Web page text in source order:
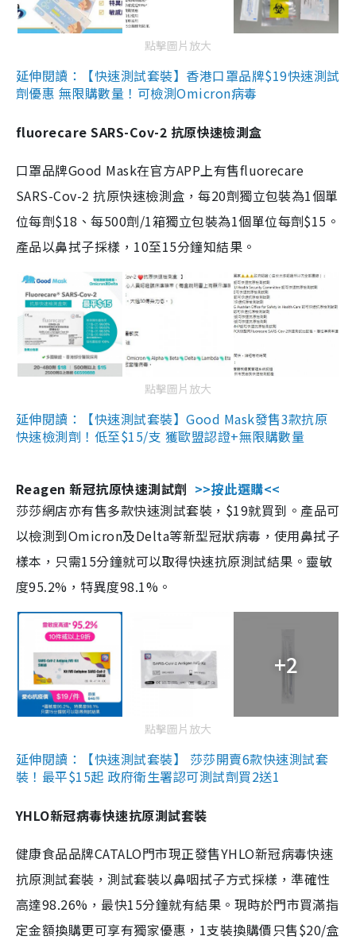
點擊圖片放大
延伸閱讀：【快速測試套裝】香港口罩品牌$19快速測試
劑優惠 無限購數量！可檢測Omicron病毒
fluorecare SARS-Cov-2 抗原快速檢測盒
口罩品牌Good Mask在官方APP上有售fluorecare
SARS-Cov-2 抗原快速檢測盒，每20劑獨立包裝為1個單
位每劑$18、每500劑/1箱獨立包裝為1個單位每劑$15。
產品以鼻拭子採樣，10至15分鐘知結果。
點擊圖片放大
延伸閱讀：【快速測試套裝】Good Mask發售3款抗原
快速檢測劑！低至$15/支 獲歐盟認證+無限購數量
Reagen 新冠抗原快速測試劑 >>按此選購<<
莎莎網店亦有售多款快速測試套裝，$19就買到。產品可
以檢測到Omicron及Delta等新型冠狀病毒，使用鼻拭子
樣本，只需15分鐘就可以取得快速抗原測試結果。靈敏
度95.2%，特異度98.1%。
+2
點擊圖片放大
延伸閱讀：【快速測試套裝】 莎莎開賣6款快速測試套
裝！最平$15起 政府衛生署認可測試劑買2送1
YHLO新冠病毒快速抗原測試套裝
健康食品品牌CATALO門市現正發售YHLO新冠病毒快速
抗原測試套裝，測試套裝以鼻咽拭子方式採樣，準確性
高達98.26%，最快15分鐘就有結果。現時於門市買滿指
定金額換購更可享有獨家優惠，1支裝換購價只售$20/盒